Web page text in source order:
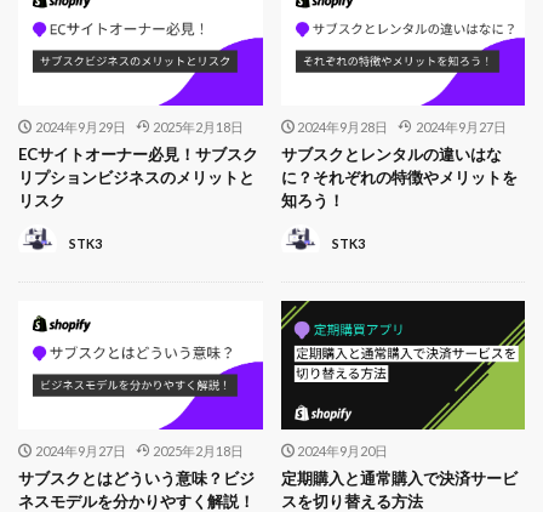
2024年9月29日 2025年2月18日
ECサイトオーナー必見！サブスク
リプションビジネスのメリットと
リスク
STK3
2024年9月28日 2024年9月27日
サブスクとレンタルの違いはな
に？それぞれの特徴やメリットを
知ろう！
STK3
2024年9月27日 2025年2月18日
サブスクとはどういう意味？ビジ
ネスモデルを分かりやすく解説！
2024年9月20日
定期購入と通常購入で決済サービ
スを切り替える方法